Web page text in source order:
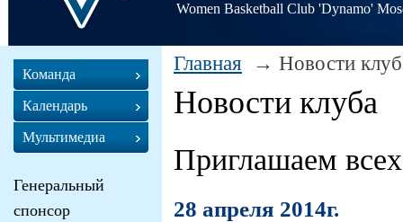
Women Basketball Club 'Dynamo'
Главная Новости
Новости клуба
Приглашаем
28 апреля 2014г.
Команда
Календарь
Мультимедиа
Генеральный
спонсор